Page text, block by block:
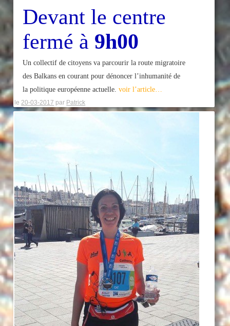
Devant le centre
fermé à 9h00
Un collectif de citoyens va parcourir la route migratoire
des Balkans en courant pour dénoncer l’inhumanité de
la politique européenne actuelle.voir l’article…
le20-03-2017 par Patrick